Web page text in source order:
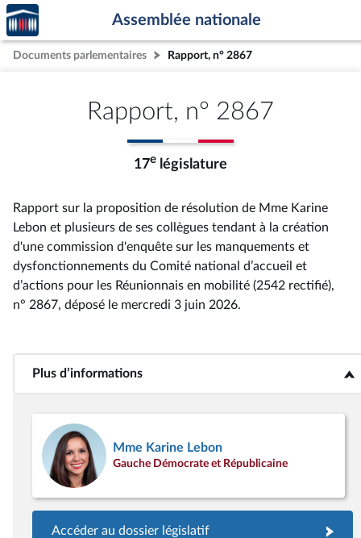
Aller au contenu
Aller en bas de la page
Accèder
à la
page
d'accueil
Assemblée nationale
Documents parlementaires Rapport, n° 2867
Rapport, n° 2867
17e législature
Rapport sur la proposition de résolution de Mme Karine
Lebon et plusieurs de ses collègues tendant à la création
d'une commission d'enquête sur les manquements et
dysfonctionnements du Comité national d’accueil et
d’actions pour les Réunionnais en mobilité (2542 rectifié),
n° 2867, déposé le mercredi 3 juin 2026.
Plus d’informations<b>Plus d’informations</b>
Mme Karine Lebon
Gauche Démocrate et Républicaine
Accéder au dossier législatif